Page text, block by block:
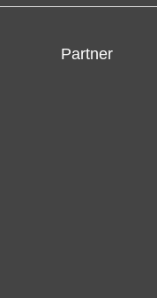
Partner